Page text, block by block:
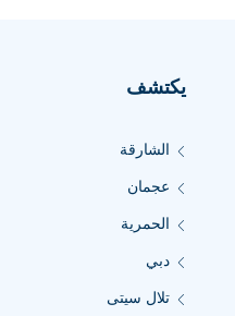
يكتشف
الشارقة
عجمان
الحمرية
دبي
تلال سيتى